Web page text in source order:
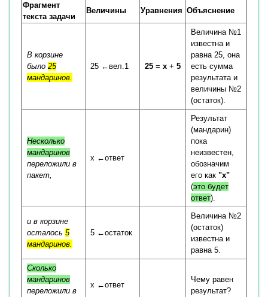
Фрагмент
текста задачи
Величины Уравнения Объяснение
В корзине
было 25
мандаринов.
25 ←вел.1 25 = x + 5
Величина №1
известна и
равна 25, она
есть сумма
результата и
величины №2
(остаток).
Несколько
мандаринов
переложили в
пакет,
x ←ответ
Результат
(мандарин)
пока
неизвестен,
обозначим
его как "x"
(это будет
ответ).
и в корзине
осталось 5
мандаринов.
5 ←остаток
Величина №2
(остаток)
известна и
равна 5.
Сколько
мандаринов
переложили в
x ←ответ
Чему равен
результат?